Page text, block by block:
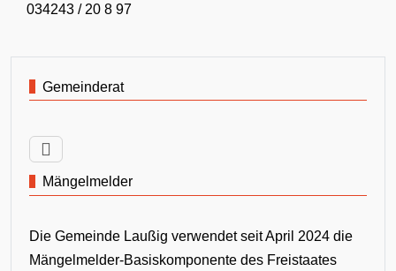
034243 / 20 8 97
Gemeinderat
Mängelmelder
Die Gemeinde Laußig verwendet seit April 2024 die
Mängelmelder-Basiskomponente des Freistaates